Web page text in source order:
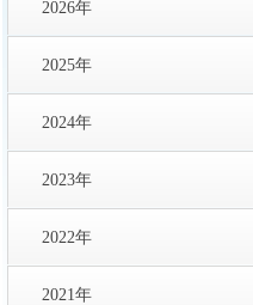
2026年
2025年
2024年
2023年
2022年
2021年